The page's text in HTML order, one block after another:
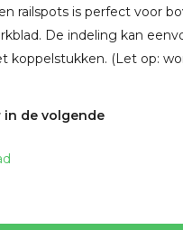
railspots is perfect voor
De indeling kan
koppelstukken. (Let op:
de volgende